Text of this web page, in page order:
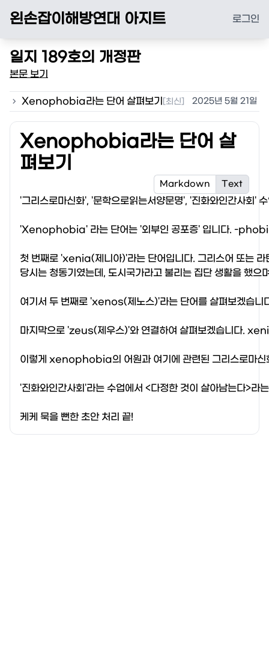
왼손잡이해방연대 아지트 로그인
일지 189호의 개정판
본문 보기
 Xenophobia라는 단어 살펴보기 [최신] 2025년 5월 21일
Xenophobia라는 단어 살
펴보기
Markdown Text
'그리스로마신화', '문학으로읽는서양문명', '진화와인간사회
'Xenophobia' 라는 단어는 '외부인 공포증' 입니다. -phobia
첫 번째로 'xenia(제니아)'라는 단어입니다. 그리스어 또는 라
당시는 청동기였는데, 도시국가라고 불리는 집단 생활을 했
여기서 두 번째로 'xenos(제노스)'라는 단어를 살펴보겠습니
마지막으로 'zeus(제우스)'와 연결하여 살펴보겠습니다.
이렇게 xenophobia의 어원과 여기에 관련된 그리스로마신
'진화와인간사회'라는 수업에서 <다정한 것이 살아남는다>
케케 묵을 뻔한 초안 처리 끝!